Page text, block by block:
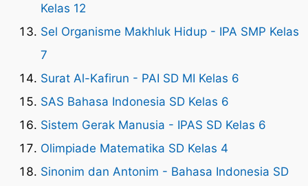
Kelas 12
Sel Organisme Makhluk Hidup - IPA SMP Kelas
7
Surat Al-Kafirun - PAI SD MI Kelas 6
SAS Bahasa Indonesia SD Kelas 6
Sistem Gerak Manusia - IPAS SD Kelas 6
Olimpiade Matematika SD Kelas 4
Sinonim dan Antonim - Bahasa Indonesia SD